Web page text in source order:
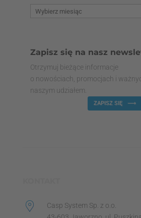
Zapisz się na nasz
Otrzymuj bieżące informacje
o nowościach, promocjach i
naszym udziałem.
ZAPISZ SIĘ
Casp System Sp. z o.o.